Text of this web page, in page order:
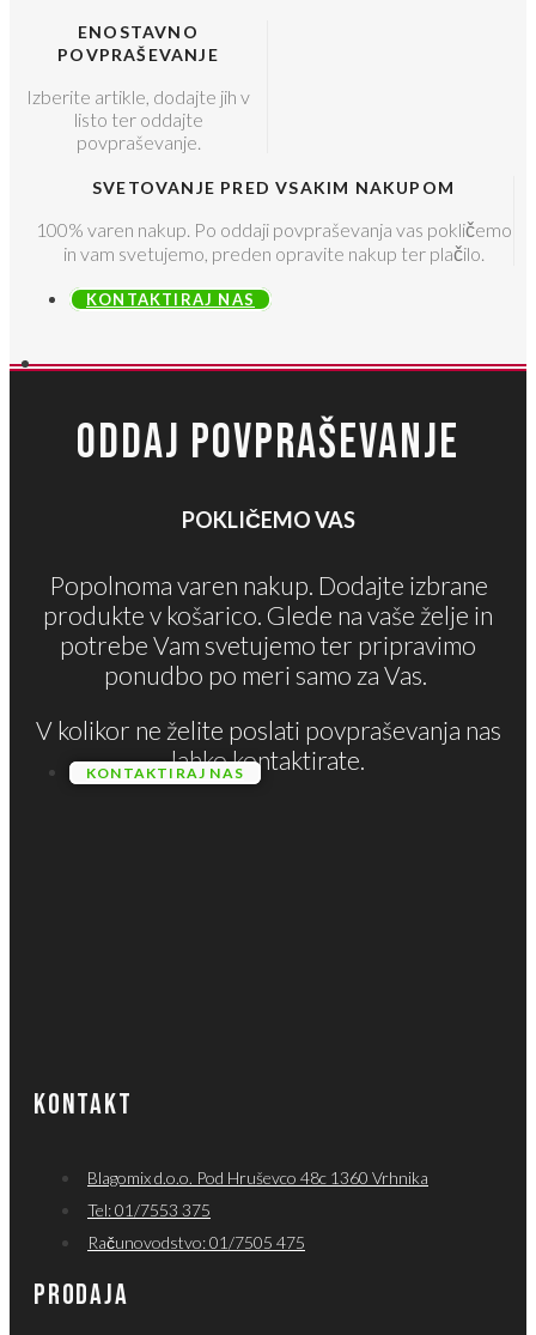
ENOSTAVNO
POVPRAŠEVANJE
Izberite artikle, dodajte jih v
listo ter oddajte
povpraševanje.
SVETOVANJE PRED VSAKIM NAKUPOM
100% varen nakup. Po oddaji povpraševanja vas pokličemo
in vam svetujemo, preden opravite nakup ter plačilo.
KONTAKTIRAJ NAS
ODDAJ POVPRAŠEVANJE
POKLIČEMO VAS
Popolnoma varen nakup. Dodajte izbrane
produkte v košarico. Glede na vaše želje in
potrebe Vam svetujemo ter pripravimo
ponudbo po meri samo za Vas.
V kolikor ne želite poslati povpraševanja nas
lahko kontaktirate.
KONTAKTIRAJ NAS
KONTAKT
Blagomix d.o.o. Pod Hruševco 48c 1360 Vrhnika
Tel: 01/7553 375
Računovodstvo: 01/7505 475
PRODAJA